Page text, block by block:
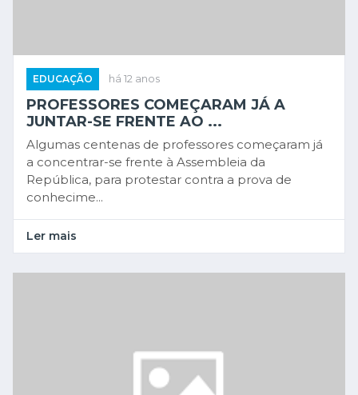
EDUCAÇÃO há 12 anos
PROFESSORES COMEÇARAM JÁ A
JUNTAR-SE FRENTE AO ...
Algumas centenas de professores começaram já
a concentrar-se frente à Assembleia da
República, para protestar contra a prova de
conhecime...
Ler mais